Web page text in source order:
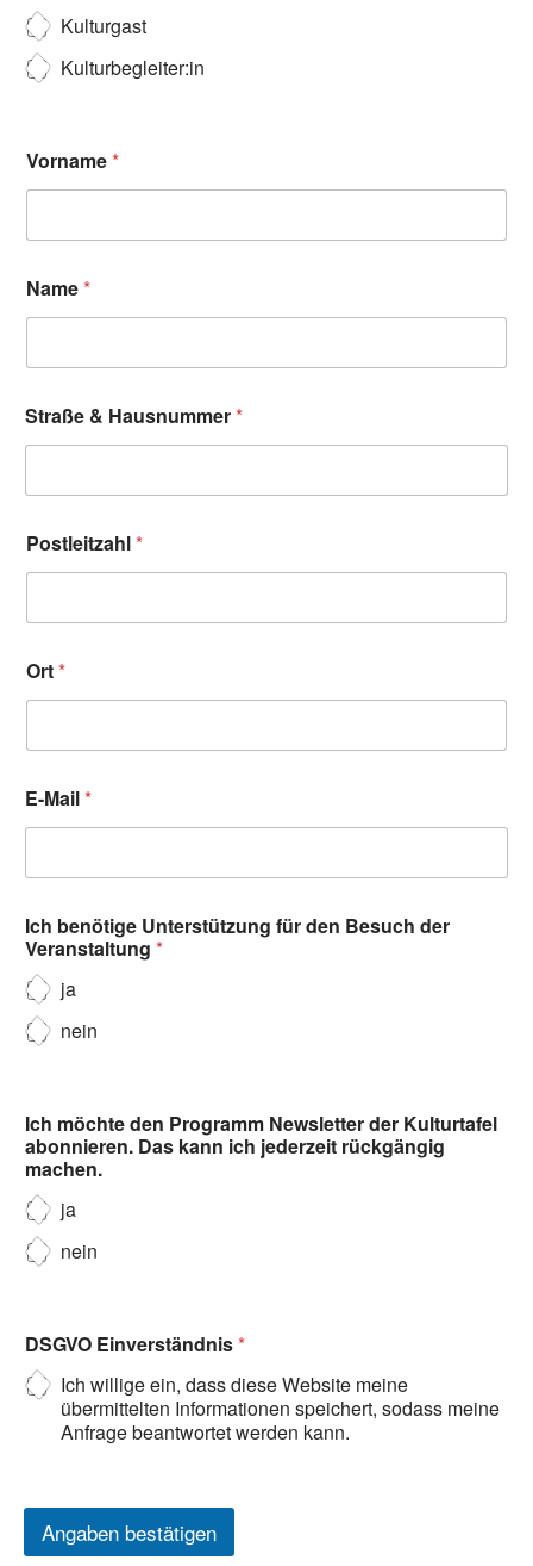
Kulturgast
Kulturbegleiter:in
Vorname*
Name*
Straße & Hausnummer*
Postleitzahl*
Ort*
E-Mail*
Ich benötige Unterstützung für den Besuch der
Veranstaltung *
ja
nein
Ich möchte den Programm Newsletter der Kulturtafel
abonnieren. Das kann ich jederzeit rückgängig
machen.
ja
nein
DSGVO Einverständnis*
Ich willige ein, dass diese Website meine
übermittelten Informationen speichert, sodass meine
Anfrage beantwortet werden kann.
Angaben bestätigen